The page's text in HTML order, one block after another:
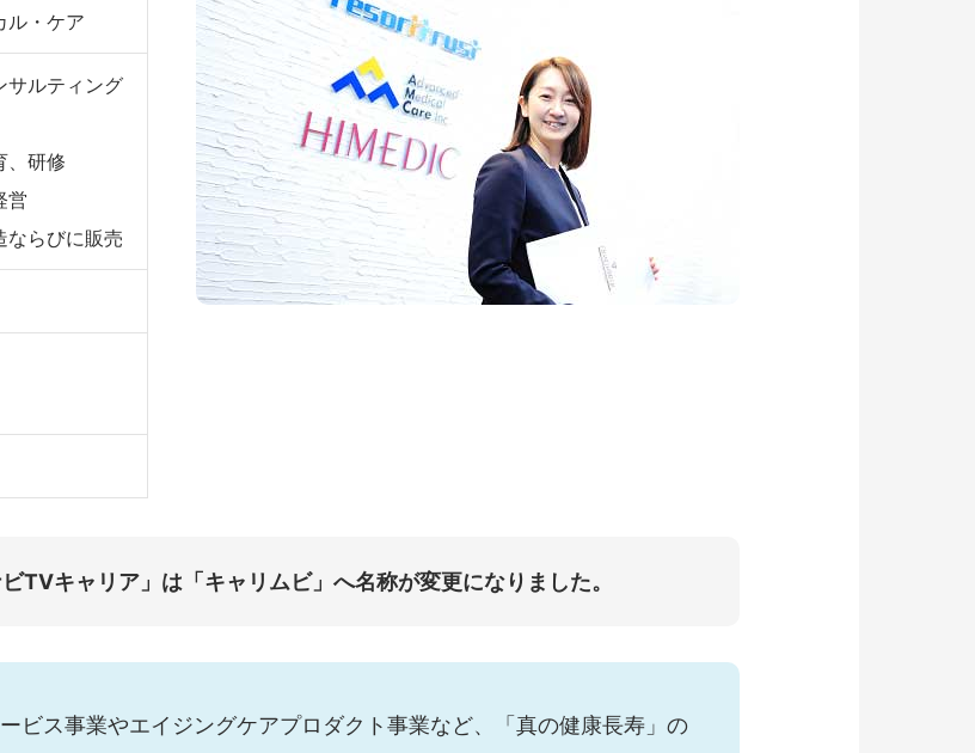
ル・ケア
サルティング
、研修
営
ならびに販売
TVキャリア」は「キャリムビ」へ名称が変更になりました。
ビス事業やエイジングケアプロダクト事業など、「真の健康長寿」の